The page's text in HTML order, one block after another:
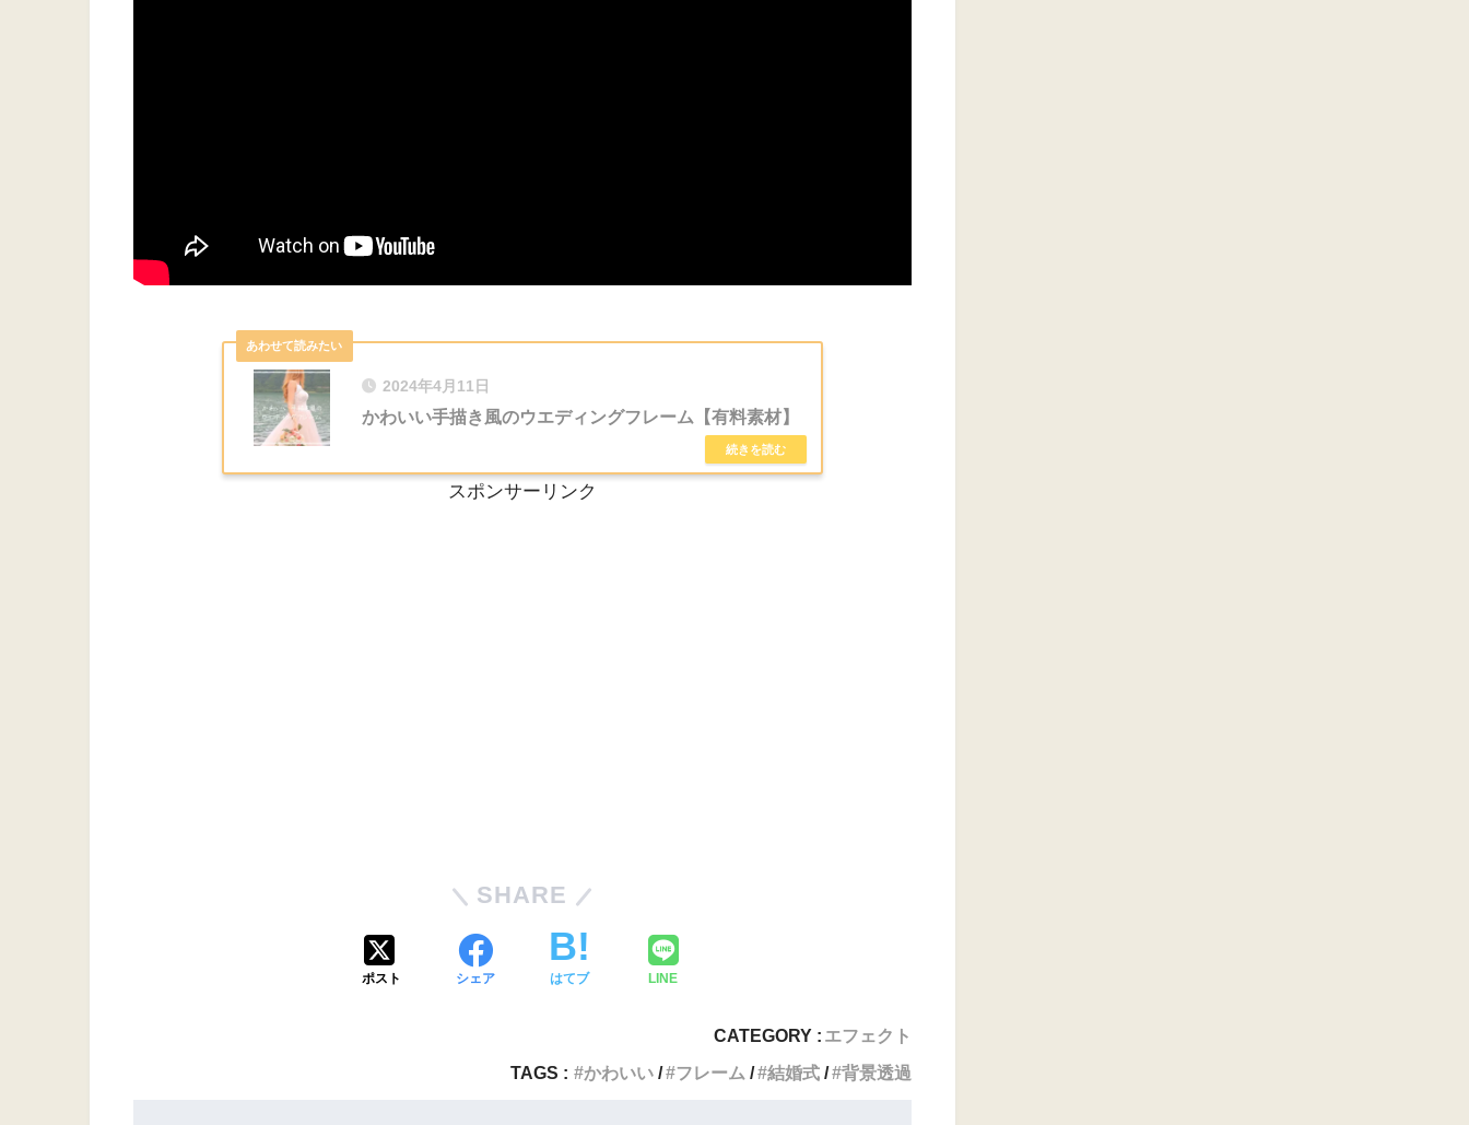
2024年4月11日
かわいい手描き風のウエディングフレーム【有料素材】
スポンサーリンク
SHARE
ポスト シェア はてブ LINE
CATEGORY : エフェクト
TAGS :
かわいい フレーム 結婚式 背景透過